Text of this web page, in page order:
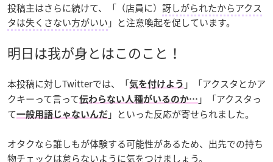
投稿主はさらに続けて、「（店員に） 訝しがられたからアクス
タは失くさない方がいい 」と注意喚起を促しています。
明日は我が身とはこのこと！
本投稿に対しTwitterでは、「気を付けよう 」「アクスタとかア
クキーって言って伝わらない人種がいるのか… 」「アクスタっ
て一般用語じゃないんだ 」といった反応が寄せられました。
オタクなら誰しもが体験する可能性があるため、出先での持ち
物チェックは怠らないように気をつけましょう。